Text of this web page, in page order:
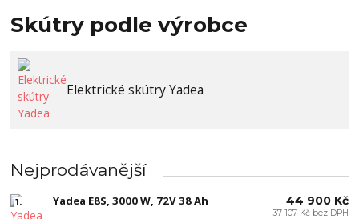
Skútry podle výrobce
Elektrické skútry Yadea
Nejprodávanější
1. Yadea E8S, 3000 W, 72V 38 Ah 44 900 Kč
37 107 Kč bez DPH